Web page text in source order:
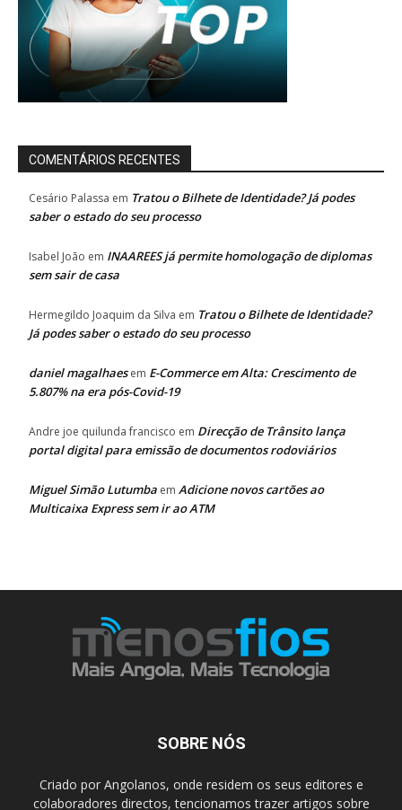
COMENTÁRIOS RECENTES
Cesário Palassa em Tratou o Bilhete de Identidade? Já podes
saber o estado do seu processo
Isabel João em INAAREES já permite homologação de diplomas
sem sair de casa
Hermegildo Joaquim da Silva em Tratou o Bilhete de Identidade?
Já podes saber o estado do seu processo
daniel magalhaesem E-Commerce em Alta: Crescimento de
5.807% na era pós-Covid-19
Andre joe quilunda francisco em Direcção de Trânsito lança
portal digital para emissão de documentos rodoviários
Miguel Simão Lutumba em Adicione novos cartões ao
Multicaixa Express sem ir ao ATM
SOBRE NÓS
Criado por Angolanos, onde residem os seus editores e
colaboradores directos, tencionamos trazer artigos sobre